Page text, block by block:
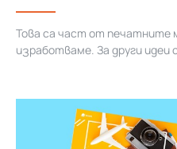
Това са част от печатните
изработваме. За други идеи